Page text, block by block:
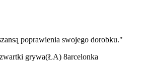
poprawienia swojego dorobku."
grywa(ŁA) 8arcelonka